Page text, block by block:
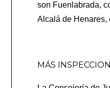
son Fuenlabrada,
Alcalá de Henares,
MÁS